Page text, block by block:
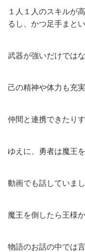
１人１人のスキルが
るし、かつ足手まと
武器が強いだけではな
己の精神や体力も充実
仲間と連携できたり
ゆえに、勇者は魔王
動画でも話していまし
魔王を倒したら王様
物語のお話の中では